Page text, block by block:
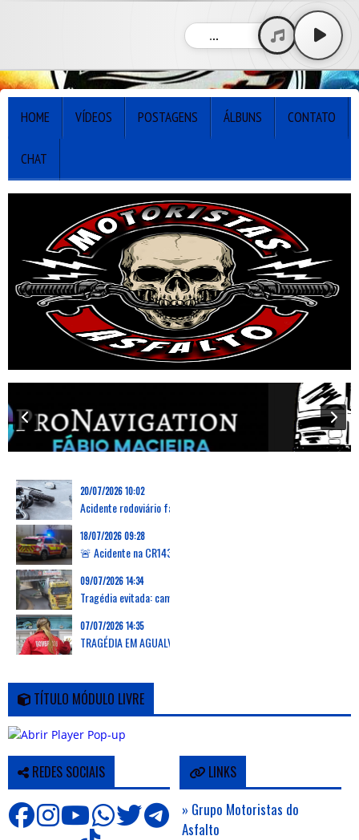
...
HOME VÍDEOS POSTAGENS ÁLBUNS CONTATO
CHAT
20/07/2026 10:02
18/07/2026 09:28
09/07/2026 14:34
07/07/2026 14:35
TÍTULO MÓDULO LIVRE
REDES SOCIAIS LINKS
» Grupo Motoristas do
Asfalto